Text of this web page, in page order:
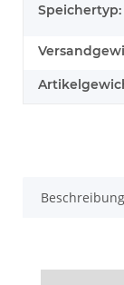
Speichertyp:
Beschreibung